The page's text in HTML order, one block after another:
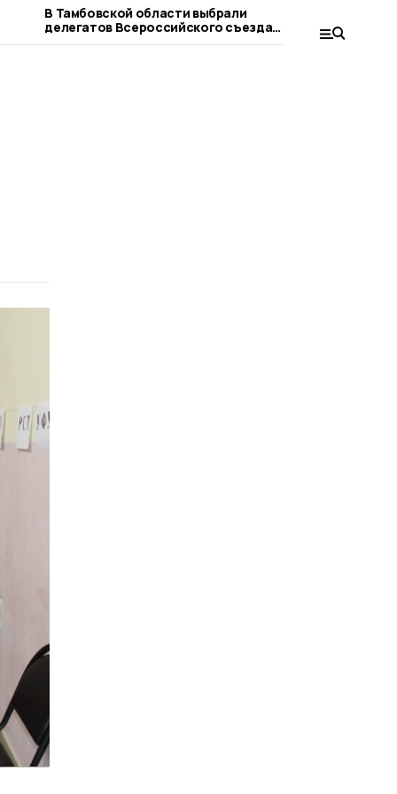
В Тамбовской области выбрали
делегатов Всероссийского съезда
«Единой России»
тамбовчан